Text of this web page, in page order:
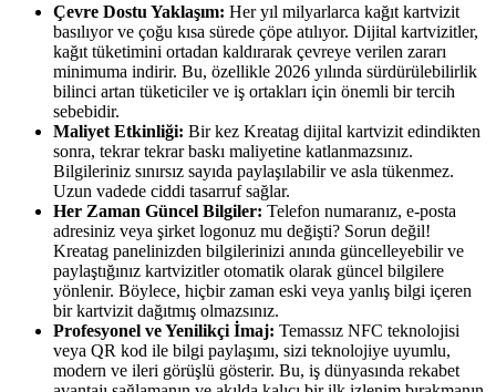
Çevre Dostu Yaklaşım: Her yıl milyarlarca kağıt kartvizit
basılıyor ve çoğu kısa sürede çöpe atılıyor. Dijital kartvizitler,
kağıt tüketimini ortadan kaldırarak çevreye verilen zararı
minimuma indirir. Bu, özellikle 2026 yılında sürdürülebilirlik
bilinci artan tüketiciler ve iş ortakları için önemli bir tercih
sebebidir.
Maliyet Etkinliği: Bir kez Kreatag dijital kartvizit edindikten
sonra, tekrar tekrar baskı maliyetine katlanmazsınız.
Bilgileriniz sınırsız sayıda paylaşılabilir ve asla tükenmez.
Uzun vadede ciddi tasarruf sağlar.
Her Zaman Güncel Bilgiler: Telefon numaranız, e-posta
adresiniz veya şirket logonuz mu değişti? Sorun değil!
Kreatag panelinizden bilgilerinizi anında güncelleyebilir ve
paylaştığınız kartvizitler otomatik olarak güncel bilgilere
yönlenir. Böylece, hiçbir zaman eski veya yanlış bilgi içeren
bir kartvizit dağıtmış olmazsınız.
Profesyonel ve Yenilikçi İmaj: Temassız NFC teknolojisi
veya QR kod ile bilgi paylaşımı, sizi teknolojiye uyumlu,
modern ve ileri görüşlü gösterir. Bu, iş dünyasında rekabet